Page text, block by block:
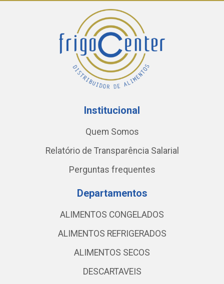
Institucional
Quem Somos
Relatório de Transparência Salarial
Perguntas frequentes
Departamentos
ALIMENTOS CONGELADOS
ALIMENTOS REFRIGERADOS
ALIMENTOS SECOS
DESCARTAVEIS